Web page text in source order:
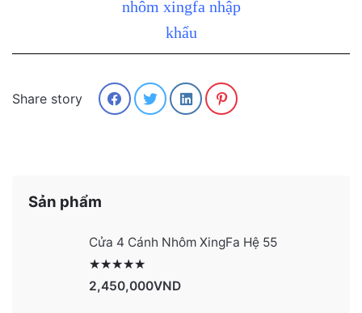
Share story
Sản phẩm
Cửa 4 Cánh Nhôm XingFa Hệ 55
2,450,000VND